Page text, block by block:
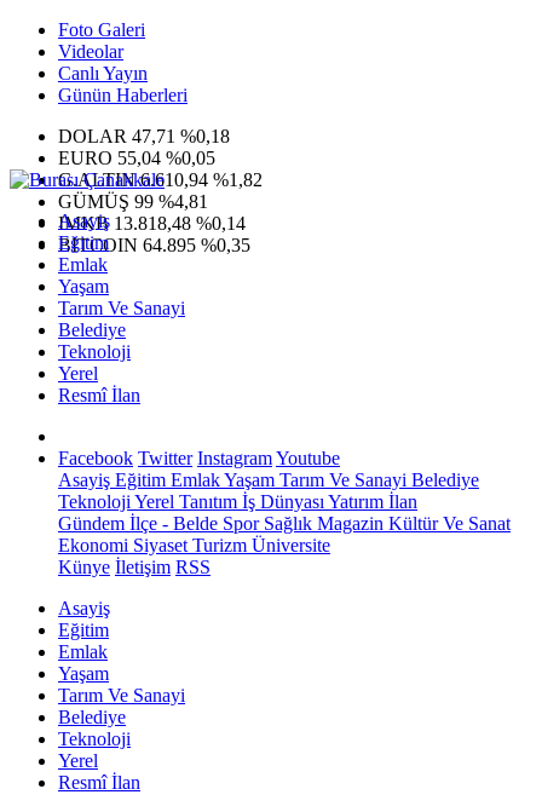
Foto Galeri
Videolar
Canlı Yayın
Günün Haberleri
DOLAR 47,71 %0,18
EURO 55,04 %0,05
G.ALTIN6.610,94 %1,82
GÜMÜŞ 99 %4,81
IMKB 13.818,48 %0,14
BITCOIN 64.895 %0,35
Asayiş
Eğitim
Emlak
Yaşam
Tarım Ve Sanayi
Belediye
Teknoloji
Yerel
Resmî İlan
Facebook Twitter InstagramYoutube
Asayiş Eğitim EmlakYaşam Tarım Ve Sanayi Belediye
Teknoloji Yerel Tanıtım İş Dünyası Yatırım İlan
Gündem İlçe - Belde SporSağlık Magazin Kültür Ve Sanat
Ekonomi Siyaset Turizm Üniversite
Künye İletişim RSS
Asayiş
Eğitim
Emlak
Yaşam
Tarım Ve Sanayi
Belediye
Teknoloji
Yerel
Resmî İlan